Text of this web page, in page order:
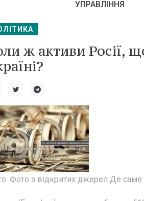
УПРАВЛІННЯ
ж активи Росії,
Фото з відкритих джерел Де саме